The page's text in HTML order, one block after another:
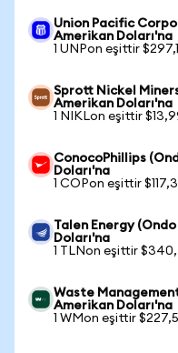
Union Pacific
Amerikan Doları'na
1 UNPon eşittir
Sprott Nickel
Amerikan Doları'na
1 NIKLon eşittir
ConocoPhillips
Doları'na
1 COPon eşittir
Talen Energy
Doları'na
1 TLNon eşittir
Waste
Amerikan Doları'na
1 WMon eşittir